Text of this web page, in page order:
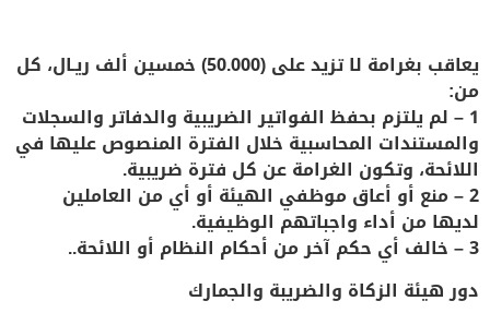
يعاقب بغرامة لا تزيد على (50.000) خمسين ألف ريـال، كل
من:
1 – لم يلتزم بحفظ الفواتير الضريبية والدفاتر والسجلات
والمستندات المحاسبية خلال الفترة المنصوص عليها في
اللائحة، وتكون الغرامة عن كل فترة ضريبية.
2 – منع أو أعاق موظفي الهيئة أو أي من العاملين
لديها من أداء واجباتهم الوظيفية.
3 – خالف أي حكم آخر من أحكام النظام أو اللائحة..
دور هيئة الزكاة والضريبة والجمارك